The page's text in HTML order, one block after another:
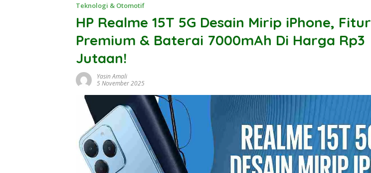
Teknologi & Otomotif
HP Realme 15T 5G Desain Mirip iPhone, Fitur
Premium & Baterai 7000mAh Di Harga Rp3
Jutaan!
Yasin Amali
5 November 2025